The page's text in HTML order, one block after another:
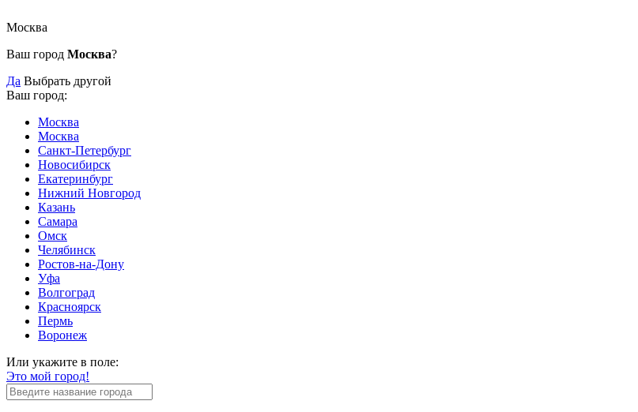
Москва
Ваш город Москва?
Да Выбрать другой
Ваш город:
Москва
Москва
Санкт-Петербург
Новосибирск
Екатеринбург
Нижний Новгород
Казань
Самара
Омск
Челябинск
Ростов-на-Дону
Уфа
Волгоград
Красноярск
Пермь
Воронеж
Или укажите в поле:
Это мой город!